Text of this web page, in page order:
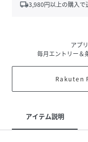
local_shipping3,980円以上の購入で
アプ
毎月エントリー＆
Rakuten
アイテム説明